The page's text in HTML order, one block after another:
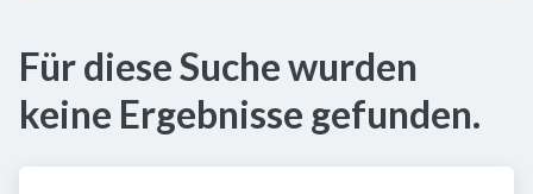
Für diese Suche wurden
keine Ergebnisse gefunden.